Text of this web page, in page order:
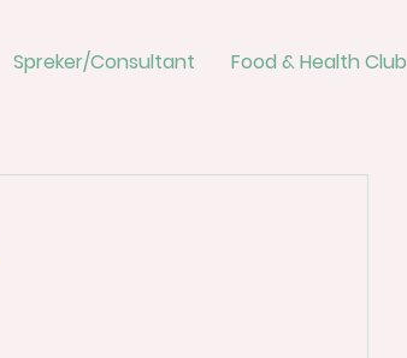
Spreker/Consultant Food & Health Club